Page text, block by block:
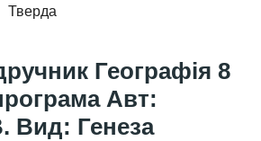
Тверда
Географія 8
Авт:
Вид: Генеза